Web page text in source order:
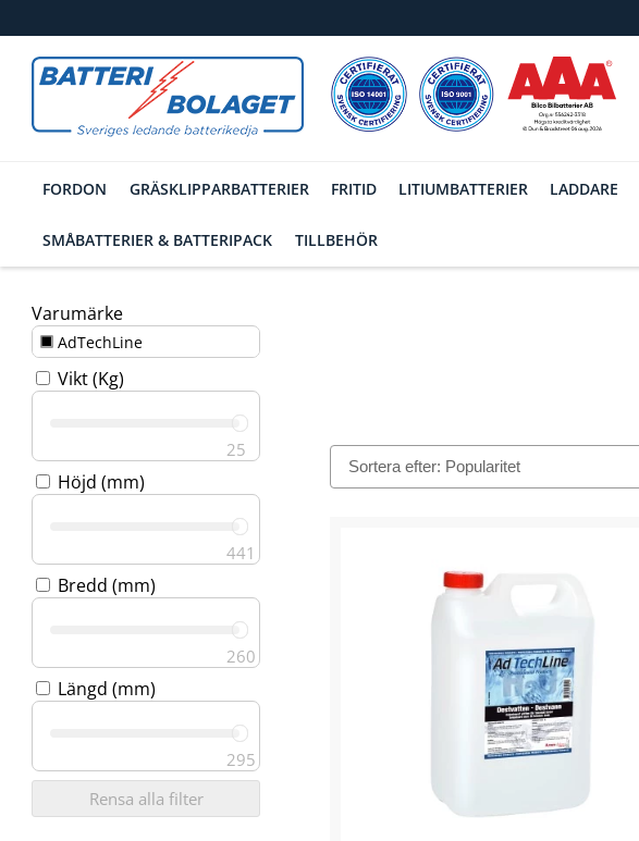
FORDON GRÄSKLIPPARBATTERIER FRITID LITIUMBATTERIER LADDARE
SMÅBATTERIER & BATTERIPACK TILLBEHÖR
Varumärke
AdTechLine
Vikt (Kg)
25
Höjd (mm)
441
Bredd (mm)
260
Längd (mm)
295
Rensa alla filter
Filtrering